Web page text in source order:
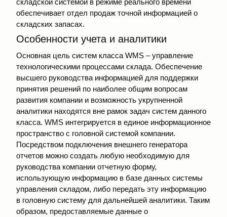
складской системой в режиме реального времени
обеспечивает отдел продаж точной информацией о
складских запасах.
Особенности учета и аналитики
Основная цель систем класса WMS – управление
технологическими процессами склада. Обеспечение
высшего руководства информацией для поддержки
принятия решений по наиболее общим вопросам
развития компании и возможность укрупненной
аналитики находятся вне рамок задач систем данного
класса. WMS интегрируется в единое информационное
пространство с головной системой компании.
Посредством подключения внешнего генератора
отчетов можно создать любую необходимую для
руководства компании отчетную форму,
использующую информацию в базе данных системы
управления складом, либо передать эту информацию
в головную систему для дальнейшей аналитики. Таким
образом, предоставляемые данные о